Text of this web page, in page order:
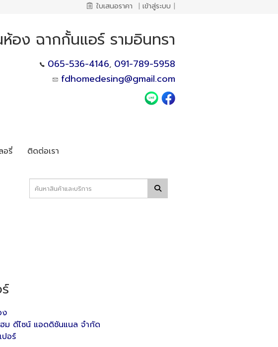
ใบเสนอราคา | เข้าสู่ระบบ |
อง ฉากกั้นแอร์ รามอินทรา
065-536-4146, 091-789-5958
fdhomedesing@gmail.com
อรี่ ติดต่อเรา
ง
ม ดีไซน์ แอดดิชันแนล จำกัด
ปอร์